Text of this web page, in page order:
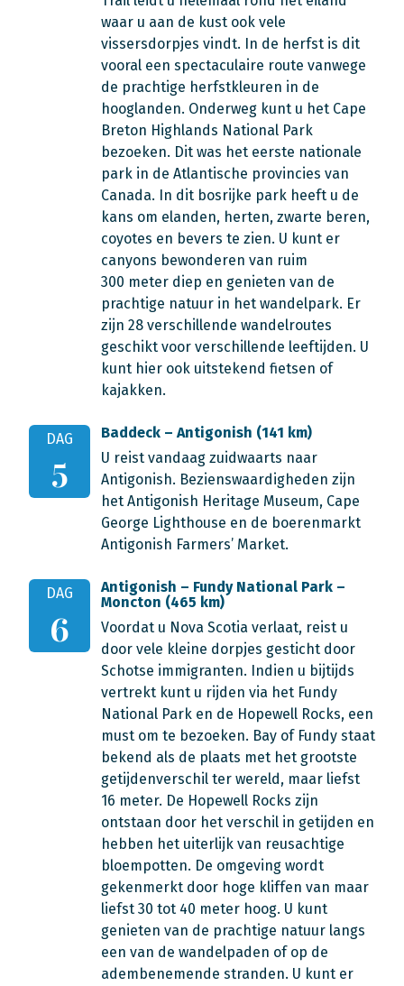
waar u aan de kust ook vele
vissersdorpjes vindt. In de herfst is dit
vooral een spectaculaire route vanwege
de prachtige herfstkleuren in de
hooglanden. Onderweg kunt u het Cape
Breton Highlands National Park
bezoeken. Dit was het eerste nationale
park in de Atlantische provincies van
Canada. In dit bosrijke park heeft u de
kans om elanden, herten, zwarte beren,
coyotes en bevers te zien. U kunt er
canyons bewonderen van ruim
300 meter diep en genieten van de
prachtige natuur in het wandelpark. Er
zijn 28 verschillende wandelroutes
geschikt voor verschillende leeftijden. U
kunt hier ook uitstekend fietsen of
kajakken.
DAG
5
Baddeck – Antigonish (141 km)
U reist vandaag zuidwaarts naar
Antigonish. Bezienswaardigheden zijn
het Antigonish Heritage Museum, Cape
George Lighthouse en de boerenmarkt
Antigonish Farmers’ Market.
DAG
6
Antigonish – Fundy National Park –
Moncton (465 km)
Voordat u Nova Scotia verlaat, reist u
door vele kleine dorpjes gesticht door
Schotse immigranten. Indien u bijtijds
vertrekt kunt u rijden via het Fundy
National Park en de Hopewell Rocks, een
must om te bezoeken. Bay of Fundy staat
bekend als de plaats met het grootste
getijdenverschil ter wereld, maar liefst
16 meter. De Hopewell Rocks zijn
ontstaan door het verschil in getijden en
hebben het uiterlijk van reusachtige
bloempotten. De omgeving wordt
gekenmerkt door hoge kliffen van maar
liefst 30 tot 40 meter hoog. U kunt
genieten van de prachtige natuur langs
een van de wandelpaden of op de
adembenemende stranden. U kunt er